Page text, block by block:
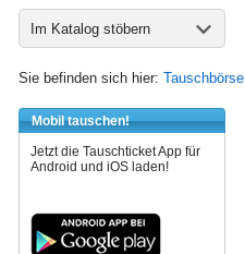
Im Katalog stöbern
Sie befinden sich hier: Tauschbörse
Mobil tauschen!
Jetzt die Tauschticket App für
Android und iOS laden!